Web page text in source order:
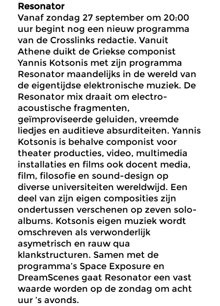
Resonator
Vanaf zondag 27 september om 20:00
uur begint nog een nieuw programma
van de Crosslinks redactie. Vanuit
Athene duikt de Griekse componist
Yannis Kotsonis met zijn programma
Resonator maandelijks in de wereld van
de eigentijdse elektronische muziek. De
Resonator mix draait om electro-
acoustische fragmenten,
geïmproviseerde geluiden, vreemde
liedjes en auditieve absurditeiten. Yannis
Kotsonis is behalve componist voor
theater producties, video, multimedia
installaties en films ook docent media,
film, filosofie en sound-design op
diverse universiteiten wereldwijd. Een
deel van zijn eigen composities zijn
ondertussen verschenen op zeven solo-
albums. Kotsonis eigen muziek wordt
omschreven als verwonderlijk
asymetrisch en rauw qua
klankstructuren. Samen met de
programma’s Space Exposure en
DreamScenes gaat Resonator een vast
waarde worden op de zondag om acht
uur ’s avonds.